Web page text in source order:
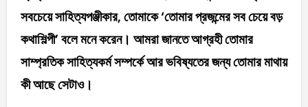
সবচেয়ে সাহিত্যপঞ্জীকার, তোমাকে ‘তোমার প্রজন্মের সব চেয়ে বড়
কথাশিল্পী’ বলে মনে করেন। আমরা জানতে আগ্রহী তোমার
সাম্প্রতিক সাহিত্যকর্ম সম্পর্কে আর ভবিষ্যতের জন্য তোমার মাথায়
কী আছে সেটাও।